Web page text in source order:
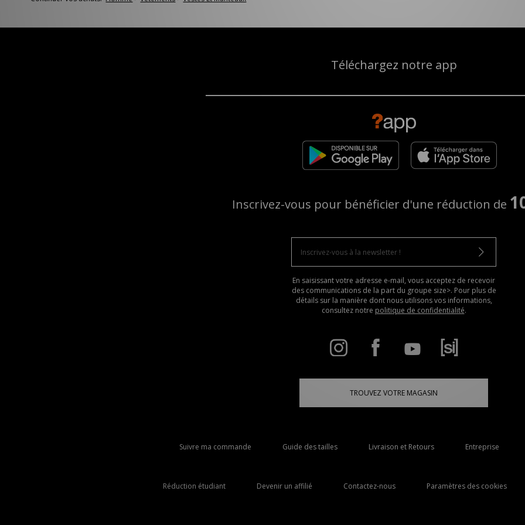
Téléchargez notre app
Inscrivez-vous pour bénéficier d'une réduction de
En saisissant votre adresse e-mail, vous acceptez de recevoir
des communications de la part du groupe size>. Pour plus de
détails sur la manière dont nous utilisons vos informations,
consultez notre politique de confidentialité.
TROUVEZ VOTRE MAGASIN
Suivre ma commande Guide des tailles Livraison et Retours Entreprise
Réduction étudiant Devenir un affilié Contactez-nous Paramètres des cookies